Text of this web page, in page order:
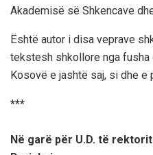
Akademisë së Shkencave
Është autor i disa veprave
tekstesh shkollore nga
Kosovë e jashtë saj, si dhe e
***
Në garë për U.D. të